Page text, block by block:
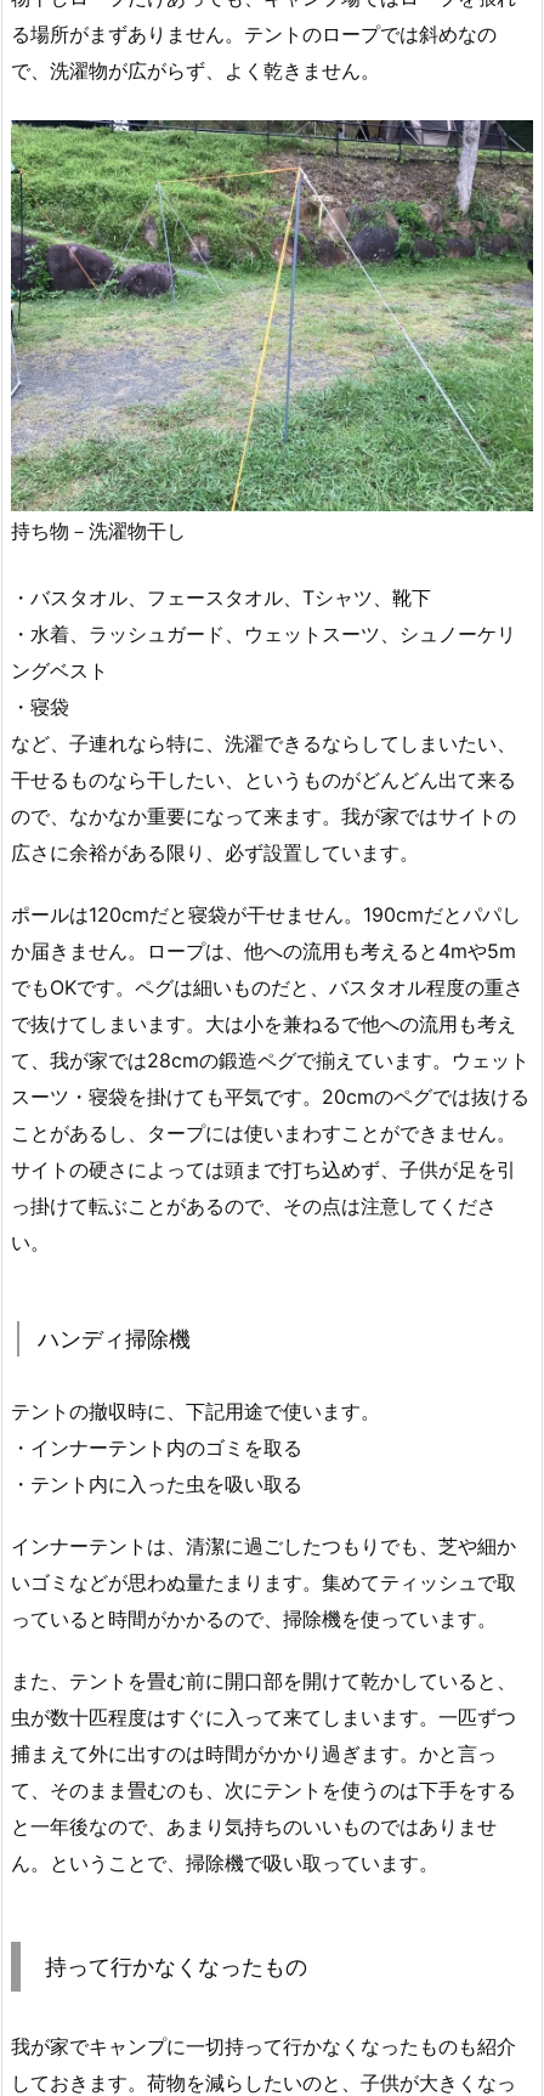
る場所がまずありません。テントのロープでは斜めなの
で、洗濯物が広がらず、よく乾きません。
持ち物－洗濯物干し
・バスタオル、フェースタオル、Tシャツ、靴下
・水着、ラッシュガード、ウェットスーツ、シュノーケリ
ングベスト
・寝袋
など、子連れなら特に、洗濯できるならしてしまいたい、
干せるものなら干したい、というものがどんどん出て来る
ので、なかなか重要になって来ます。我が家ではサイトの
広さに余裕がある限り、必ず設置しています。
ポールは120cmだと寝袋が干せません。190cmだとパパし
か届きません。ロープは、他への流用も考えると4mや5m
でもOKです。ペグは細いものだと、バスタオル程度の重さ
で抜けてしまいます。大は小を兼ねるで他への流用も考え
て、我が家では28cmの鍛造ペグで揃えています。ウェット
スーツ・寝袋を掛けても平気です。20cmのペグでは抜ける
ことがあるし、タープには使いまわすことができません。
サイトの硬さによっては頭まで打ち込めず、子供が足を引
っ掛けて転ぶことがあるので、その点は注意してくださ
い。
ハンディ掃除機
テントの撤収時に、下記用途で使います。
・インナーテント内のゴミを取る
・テント内に入った虫を吸い取る
インナーテントは、清潔に過ごしたつもりでも、芝や細か
いゴミなどが思わぬ量たまります。集めてティッシュで取
っていると時間がかかるので、掃除機を使っています。
また、テントを畳む前に開口部を開けて乾かしていると、
虫が数十匹程度はすぐに入って来てしまいます。一匹ずつ
捕まえて外に出すのは時間がかかり過ぎます。かと言っ
て、そのまま畳むのも、次にテントを使うのは下手をする
と一年後なので、あまり気持ちのいいものではありませ
ん。ということで、掃除機で吸い取っています。
持って行かなくなったもの
我が家でキャンプに一切持って行かなくなったものも紹介
しておきます。荷物を減らしたいのと、子供が大きくなっ